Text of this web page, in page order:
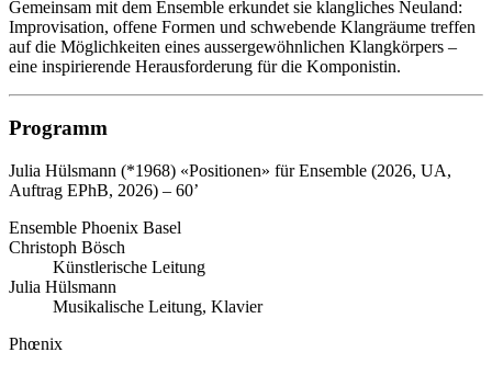
Gemeinsam mit dem Ensemble erkundet sie klangliches Neuland:
Improvisation, offene Formen und schwebende Klangräume treffen
auf die Möglichkeiten eines aussergewöhnlichen Klangkörpers –
eine inspirierende Herausforderung für die Komponistin.
Programm
Julia Hülsmann (*1968) «Positionen» für Ensemble (2026, UA,
Auftrag EPhB, 2026) – 60’
Ensemble Phoenix Basel
Christoph Bösch
Künstlerische Leitung
Julia Hülsmann
Musikalische Leitung, Klavier
Phœnix